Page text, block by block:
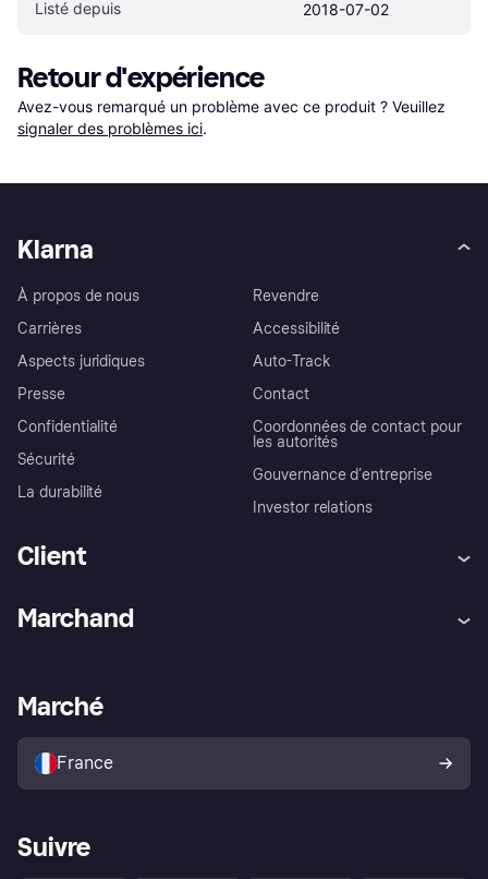
Listé depuis 2018-07-02
Retour d'expérience
Avez-vous remarqué un problème avec ce produit ? Veuillez
signaler des problèmes ici.
Klarna
À propos de nous
Carrières
Aspects juridiques
Presse
Confidentialité
Sécurité
La durabilité
Revendre
Accessibilité
Auto-Track
Contact
Coordonnées de contact pour
les autorités
Gouvernance d’entreprise
Investor relations
Client
Explorez les magasins
Politique de protection de
l’acheteur Klarna
Marchand
Portail Marchand
Marché
France
Suivre